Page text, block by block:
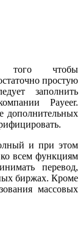
того чтобы
простую
заполнить
Payeer.
дополнительных
и при этом
всем функциям
перевод,
биржах. Кроме
массовых